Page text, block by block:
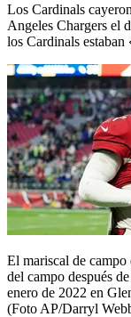
Los Cardinals
Angeles Chargers el
los Cardinals estaban
El mariscal de
del campo después
enero de 2022 en
(Foto AP/Darryl